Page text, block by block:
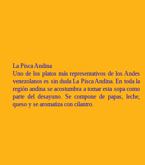
La Pisca Andina
Uno de los platos más representativos de los Andes
venezolanos es sin duda La Pisca Andina. En toda la
región andina se acostumbra a tomar esta sopa como
parte del desayuno. Se compone de papas, leche,
queso y se aromatiza con cilantro.